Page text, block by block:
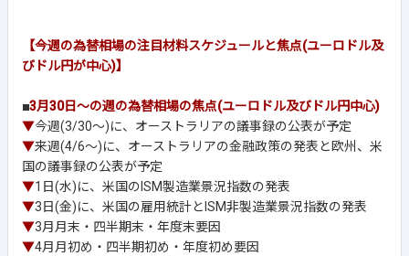
【今週の為替相場の注目材料スケジュールと焦点(ユーロドル及
びドル円が中心)】
■3月30日～の週の為替相場の焦点(ユーロドル及びドル円中心)
▼今週(3/30～)に、オーストラリアの議事録の公表が予定
▼来週(4/6～)に、オーストラリアの金融政策の発表と欧州、米
国の議事録の公表が予定
▼1日(水)に、米国のISM製造業景況指数の発表
▼3日(金)に、米国の雇用統計とISM非製造業景況指数の発表
▼3月月末・四半期末・年度末要因
▼4月月初め・四半期初め・年度初め要因